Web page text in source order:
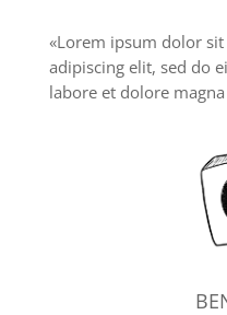
«Lorem ipsum dolor
adipiscing elit, sed do
labore et dolore magna